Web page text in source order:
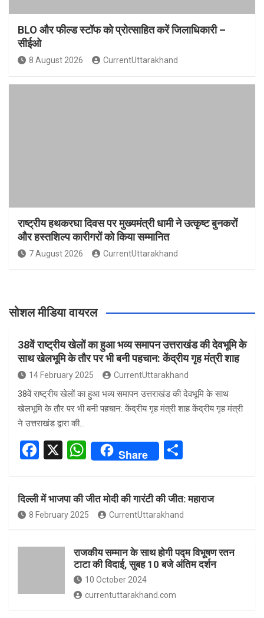
BLO और फील्ड स्टॉफ को प्रोत्साहित करें जिलाधिकारी –
सीईओ
8 August 2026 CurrentUttarakhand
राष्ट्रीय हथकरघा दिवस पर मुख्यमंत्री धामी ने उत्कृष्ट बुनकरों
और हस्तशिल्प कारीगरों को किया सम्मानित
7 August 2026 CurrentUttarakhand
सोशल मीडिया वायरल
38वें राष्ट्रीय खेलों का हुआ भव्य समापन उत्तराखंड की देवभूमि के
साथ खेलभूमि के तौर पर भी बनी पहचान: केंद्रीय गृह मंत्री शाह
14 February 2025 CurrentUttarakhand
38वें राष्ट्रीय खेलों का हुआ भव्य समापन उत्तराखंड की देवभूमि के साथ
खेलभूमि के तौर पर भी बनी पहचान: केंद्रीय गृह मंत्री शाह केंद्रीय गृह मंत्री
ने उत्तराखंड द्वारा की…
F
ce
b
o
o
X
W
at
s
A
p
p
Share
e
दिल्ली में भाजपा की जीत मोदी की गारंटी की जीत: महाराज
8 February 2025 CurrentUttarakhand
राजकीय सम्मान के साथ होगी पद्म विभूषण रतन
टाटा की विदाई, सुबह 10 बजे अंतिम दर्शन
10 October 2024
currentuttarakhand.com